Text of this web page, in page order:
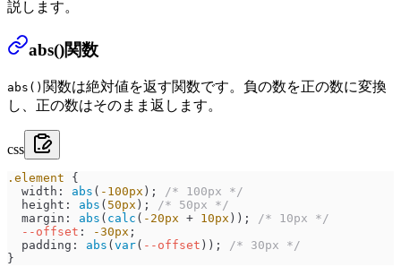
説します。
abs()関数
abs() 関数は絶対値を返す関数です。負の数を正の数に変換
し、正の数はそのまま返します。
css
.element {
  width
: abs ( -100px );
/* 100px */
  height
: abs ( 50px );
/* 50px */
  margin
: abs ( calc ( -20px + 10px ));
/* 10px */
  --offset
: -30px ;
  padding
: abs ( var( --offset ));
/* 30px */
}